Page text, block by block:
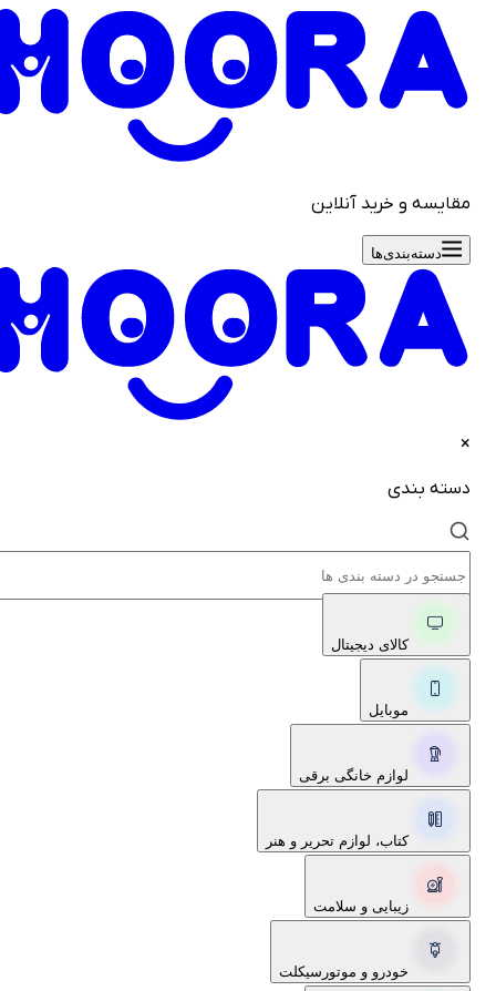
و خرید آنلاین
دسته‌بندی‌ها
بندی
کالای دیجیتال
موبایل
لوازم خانگی برقی
کتاب، لوازم تحریر و هنر
زیبایی و سلامت
خودرو و موتورسیکلت